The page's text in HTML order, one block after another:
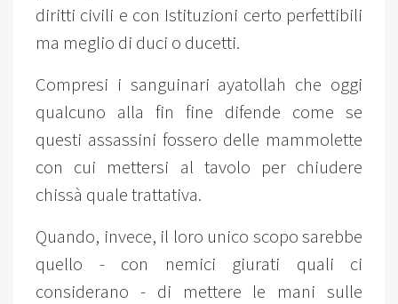
diritti civili e con Istituzioni certo perfettibili
ma meglio di duci o ducetti.
Compresi i sanguinari ayatollah che oggi
qualcuno alla fin fine difende come se
questi assassini fossero delle mammolette
con cui mettersi al tavolo per chiudere
chissà quale trattativa.
Quando, invece, il loro unico scopo sarebbe
quello - con nemici giurati quali ci
considerano - di mettere le mani sulle